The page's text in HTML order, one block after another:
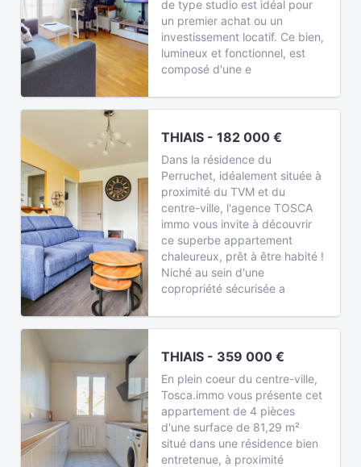
de type studio est idéal pour
un premier achat ou un
investissement locatif. Ce bien,
lumineux et fonctionnel, est
composé d'une e
THIAIS - 182 000 €
Dans la résidence du
Perruchet, idéalement située à
proximité du TVM et du
centre-ville, l'agence TOSCA
immo vous invite à découvrir
ce superbe appartement
chaleureux, prêt à être habité !
Niché au sein d'une
copropriété sécurisée a
THIAIS - 359 000 €
En plein coeur du centre-ville,
Tosca.immo vous présente cet
appartement de 4 pièces
d'une surface de 81,29 m²
situé dans une résidence bien
entretenue, à proximité